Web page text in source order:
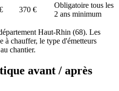
370 €
Obligatoire tous les
2 ans minimum
Haut-Rhin (68). Les
à chauffer, le type d'émetteurs
chantier.
avant / après